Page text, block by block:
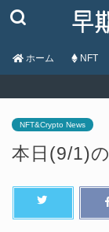
ホーム NFT
NFT&Crypto News
本日(9/1)